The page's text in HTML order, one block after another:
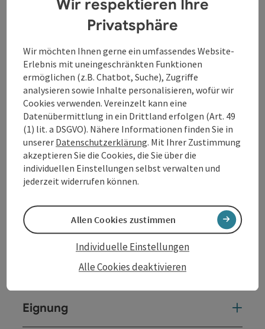
kommt sie diesen faszinierend nahe und lässt sie
singend, tanzend und verführend vor uns
erscheinen.Mit Christoph Pauli am Fügel hat Kerstin
Opulenz und Humor zaubern die beiden viel
Ergreifendes, Erstaunliches, Irres und Witziges auf die
Bühne.
Beginn 19:30 Uhr
Josef Heiml Halle
Kontakt
Anreise/Lage
Eignung
Wir respektieren Ihre
Privatsphäre
Wir möchten Ihnen gerne ein umfassendes Website-
Erlebnis mit uneingeschränkten Funktionen
ermöglichen (z.B. Chatbot, Suche), Zugriffe
analysieren sowie Inhalte personalisieren, wofür wir
Cookies verwenden. Vereinzelt kann eine
Datenübermittlung in ein Drittland erfolgen (Art. 49
(1) lit. a DSGVO). Nähere Informationen finden Sie in
unserer Datenschutzerklärung. Mit Ihrer Zustimmung
akzeptieren Sie die Cookies, die Sie über die
individuellen Einstellungen selbst verwalten und
jederzeit widerrufen können.
Alle Cookies deaktivieren
Individuelle Einstellungen
Allen Cookies zustimmen